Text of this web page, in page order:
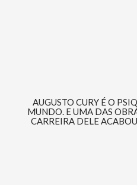
AUGUSTO CURY É O
MUNDO. E UMA DAS
CARREIRA DELE